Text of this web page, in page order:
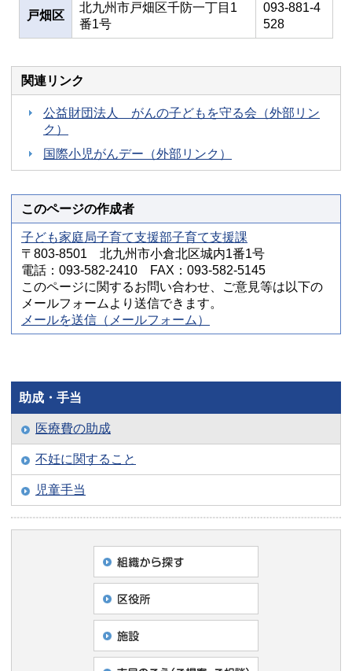
戸畑区
北九州市戸畑区千防一丁目1
番1号
093-881-4
528
関連リンク
公益財団法人 がんの子どもを守る会（外部リン
ク）
国際小児がんデー（外部リンク）
このページの作成者
子ども家庭局子育て支援部子育て支援課
〒803-8501 北九州市小倉北区城内1番1号
電話：093-582-2410 FAX：093-582-5145
このページに関するお問い合わせ、ご意見等は以下の
メールフォームより送信できます。
メールを送信（メールフォーム）
助成・手当
医療費の助成
不妊に関すること
児童手当